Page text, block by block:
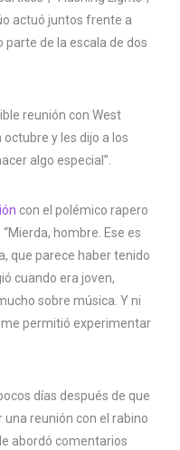
actuó juntos frente a
de la escala de dos
reunión con West
y les dijo a los
algo especial”.
con el polémico rapero
hombre. Ese es
que parece haber tenido
cuando era joven,
sobre música. Y ni
permitió experimentar
días después de que
reunión con el rabino
abordó comentarios